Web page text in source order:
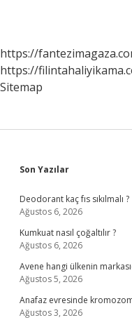
https://
https://
Sitemap
Sidebar
Son Yazılar
Deodorant kaç fıs sıkılmalı ?
Ağustos 6, 2026
Kumkuat nasıl çoğaltılır ?
Ağustos 6, 2026
Avene hangi ülkenin
Ağustos 5, 2026
Anafaz evresinde kromozom
Ağustos 3, 2026